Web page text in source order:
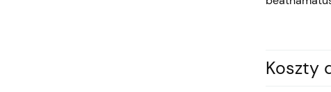
Koszty